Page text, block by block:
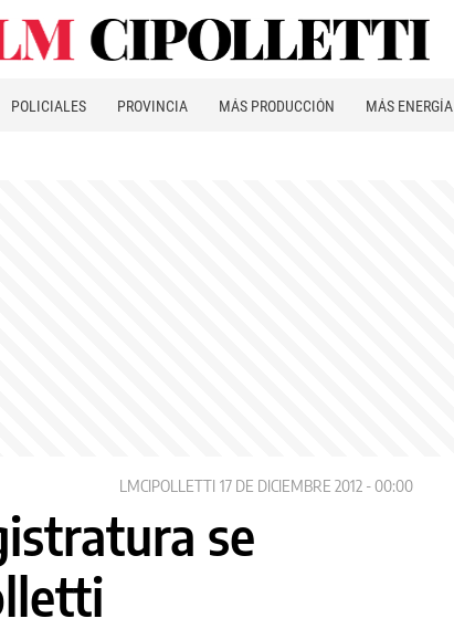
POLICIALES PROVINCIA MÁS PRODUCCIÓN MÁS ENERGÍA
LMCIPOLLETTI 17 DE DICIEMBRE 2012 - 00:00
se